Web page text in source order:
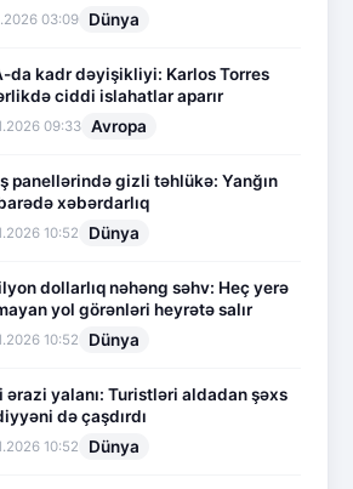
03:09 Dünya
da kadr dəyişikliyi: Karlos Torres
ciddi islahatlar aparır
09:33 Avropa
panellərində gizli təhlükə: Yanğın
xəbərdarlıq
10:52 Dünya
dollarlıq nəhəng səhv: Heç yerə
yol görənləri heyrətə salır
10:52 Dünya
ərazi yalanı: Turistləri aldadan şəxs
də çaşdırdı
10:52 Dünya